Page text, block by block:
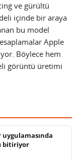
ve gürültü
içinde bir araya
bu model
Apple
Böylece hem
görüntü üretimi
uygulamasında
bitiriyor